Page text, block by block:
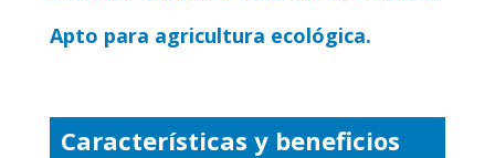
Apto para agricultura ecológica.
Características y beneficios